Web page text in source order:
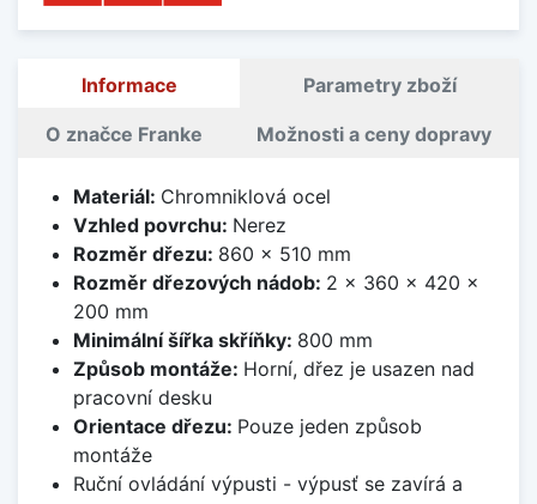
Informace Parametry zboží
O značce Franke Možnosti a ceny dopravy
Materiál: Chromniklová ocel
Vzhled povrchu: Nerez
Rozměr dřezu: 860 x 510 mm
Rozměr dřezových nádob: 2 x 360 x 420 x
200 mm
Minimální šířka skříňky: 800 mm
Způsob montáže: Horní, dřez je usazen nad
pracovní desku
Orientace dřezu: Pouze jeden způsob
montáže
Ruční ovládání výpusti - výpusť se zavírá a